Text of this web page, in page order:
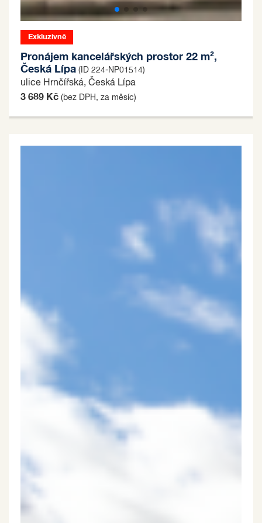
Exkluzivně
Pronájem kancelářských prostor 22 m²,
Česká Lípa (ID 224-NP01514)
ulice Hrnčířská, Česká Lípa
3 689 Kč (bez DPH, za měsíc)